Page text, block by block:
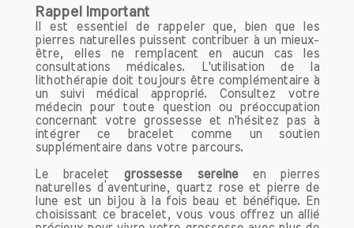
équilibrer les cycles menstruels, soulage
les douleurs liées aux menstruations et
favorise la fertilité. De nombreuses
femmes portent la Pierre de Lune pour
bénéficier de son soutien pendant la
grossesse et l'accouchement, ainsi que
pour une meilleure connexion avec leur
féminin sacré.
Comment Utiliser la Pierre de Lune
au Quotidien
Incorporer la Pierre de Lune dans votre
vie quotidienne est une excellente
Rappel Important
Il est essentiel de rappeler que, bien que les
pierres naturelles puissent contribuer à un mieux-
être, elles ne remplacent en aucun cas les
consultations médicales. L'utilisation de la
lithothérapie doit toujours être complémentaire à
un suivi médical approprié. Consultez votre
médecin pour toute question ou préoccupation
concernant votre grossesse et n'hésitez pas à
intégrer ce bracelet comme un soutien
supplémentaire dans votre parcours.
Le bracelet grossesse sereine en pierres
naturelles d’aventurine, quartz rose et pierre de
lune est un bijou à la fois beau et bénéfique. En
choisissant ce bracelet, vous vous offrez un allié